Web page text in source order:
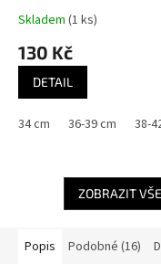
Skladem (1 ks)
130 Kč
DETAIL
34 cm 36-39 cm 38-
ZOBRAZIT
Popis Podobné (16)